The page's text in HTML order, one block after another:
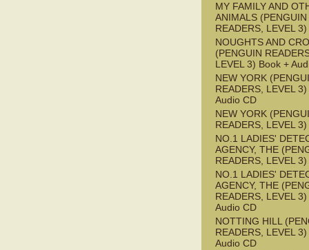
MY FAMILY AND
ANIMALS (PENGUIN
READERS, LEVEL
NOUGHTS AND
(PENGUIN
LEVEL 3) Book +
NEW YORK
READERS, LEVEL
Audio CD
NEW YORK
READERS, LEVEL
NO.1 LADIES'
AGENCY, THE
READERS, LEVEL
NO.1 LADIES'
AGENCY, THE
READERS, LEVEL
Audio CD
NOTTING HILL
READERS, LEVEL
Audio CD